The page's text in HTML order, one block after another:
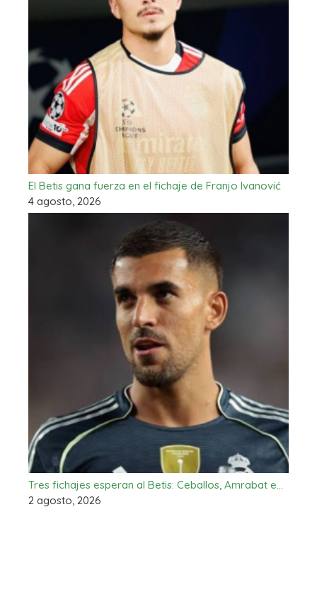
El Betis gana fuerza en el fichaje de Franjo Ivanović
4 agosto, 2026
Tres fichajes esperan al Betis: Ceballos, Amrabat e…
2 agosto, 2026